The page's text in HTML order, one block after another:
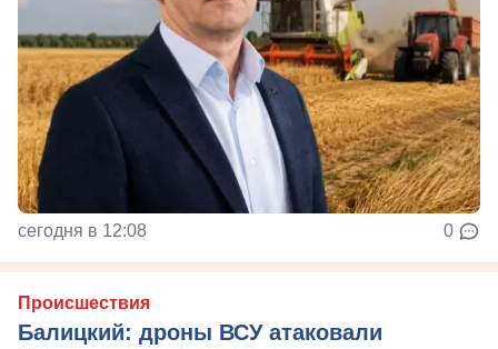
сегодня в 12:08 0
Происшествия
Балицкий: дроны ВСУ атаковали